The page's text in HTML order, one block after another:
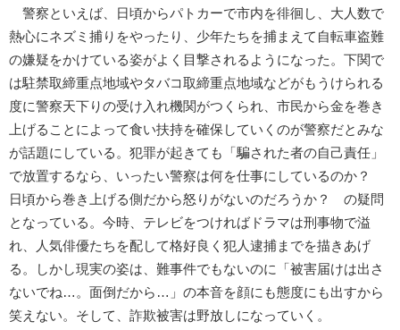
警察といえば、日頃からパトカーで市内を徘徊し、大人数で
熱心にネズミ捕りをやったり、少年たちを捕まえて自転車盗難
の嫌疑をかけている姿がよく目撃されるようになった。下関で
は駐禁取締重点地域やタバコ取締重点地域などがもうけられる
度に警察天下りの受け入れ機関がつくられ、市民から金を巻き
上げることによって食い扶持を確保していくのが警察だとみな
が話題にしている。犯罪が起きても「騙された者の自己責任」
で放置するなら、いったい警察は何を仕事にしているのか？
日頃から巻き上げる側だから怒りがないのだろうか？ の疑問
となっている。今時、テレビをつければドラマは刑事物で溢
れ、人気俳優たちを配して格好良く犯人逮捕までを描きあげ
る。しかし現実の姿は、難事件でもないのに「被害届けは出さ
ないでね…。面倒だから…」の本音を顔にも態度にも出すから
笑えない。そして、詐欺被害は野放しになっていく。